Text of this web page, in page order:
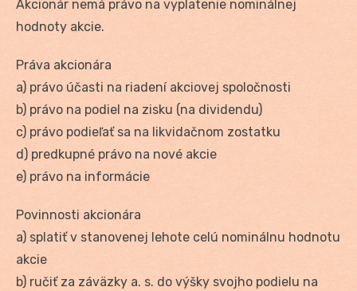
Akcionár nemá právo na vyplatenie nominálnej
hodnoty akcie.
Práva akcionára
a) právo účasti na riadení akciovej spoločnosti
b) právo na podiel na zisku (na dividendu)
c) právo podieľať sa na likvidačnom zostatku
d) predkupné právo na nové akcie
e) právo na informácie
Povinnosti akcionára
a) splatiť v stanovenej lehote celú nominálnu hodnotu
akcie
b) ručiť za záväzky a. s. do výšky svojho podielu na